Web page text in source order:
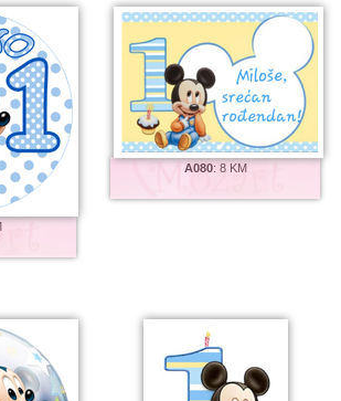
A080: 8 KM